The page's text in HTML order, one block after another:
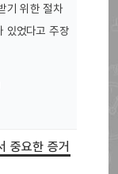
기 위한 절차
있었다고 주장
중요한 증거